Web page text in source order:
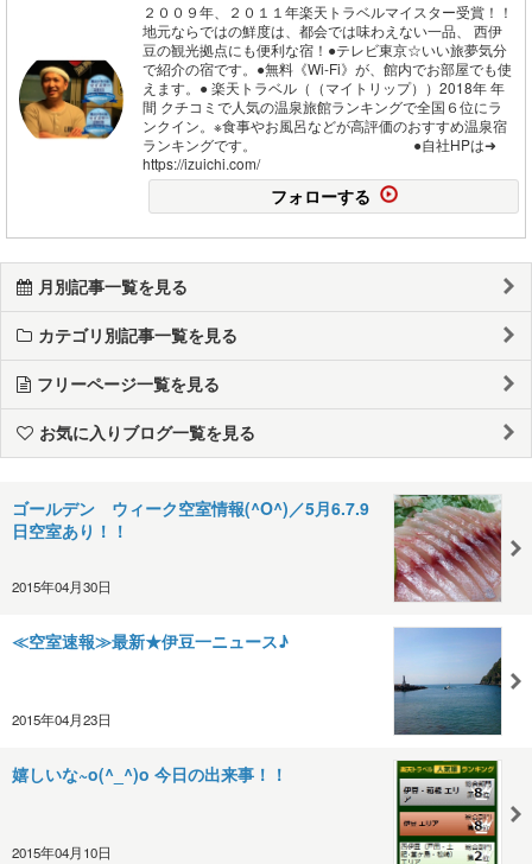
２００９年、２０１１年楽天トラベルマイスター受賞！！
地元ならではの鮮度は、都会では味わえない一品、 西伊
豆の観光拠点にも便利な宿！●テレビ東京☆いい旅夢気分
で紹介の宿です。●無料《Wi-Fi》が、館内でお部屋でも使
えます。● 楽天トラベル（（マイトリップ））2018年 年
間 クチコミで人気の温泉旅館ランキングで全国６位にラ
ンクイン。※食事やお風呂などが高評価のおすすめ温泉宿
ランキングです。 ●自社HPは➜
https://izuichi.com/
フォローする
月別記事一覧を見る
カテゴリ別記事一覧を見る
フリーページ一覧を見る
お気に入りブログ一覧を見る
ゴールデン ウィーク空室情報(^O^)／5月6.7.9
日空室あり！！
2015年04月30日
≪空室速報≫最新★伊豆一ニュース♪
2015年04月23日
嬉しいな~o(^_^)o 今日の出来事！！
2015年04月10日